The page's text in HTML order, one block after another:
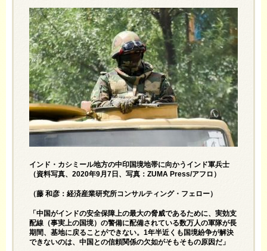
インド・カシミール地方の中印国境地帯に向かうインド軍兵士
（資料写真、2020年9月7日、写真：ZUMA Press/アフロ）
（藤 和彦：経済産業研究所コンサルティング・フェロー）
「中国がインドの安全保障上の最大の脅威であるために、実効支
配線（事実上の国境）の警備に配備されている数万人の軍隊が長
期間、基地に戻ることができない。1年半近くも国境紛争が解決
できないのは、中国との信頼関係の欠如がそもそもの原因だ」